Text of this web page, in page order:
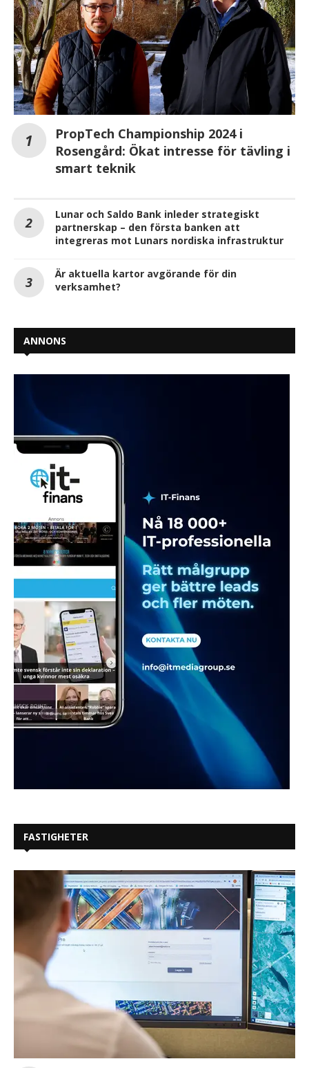
PropTech Championship 2024 i
Rosengård: Ökat intresse för tävling i
smart teknik
Lunar och Saldo Bank inleder strategiskt
partnerskap – den första banken att
integreras mot Lunars nordiska infrastruktur
Är aktuella kartor avgörande för din
verksamhet?
ANNONS
FASTIGHETER